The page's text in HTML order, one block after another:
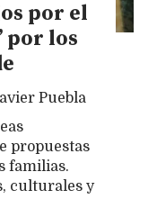
por el
por los
Puebla
propuestas
familias.
culturales y